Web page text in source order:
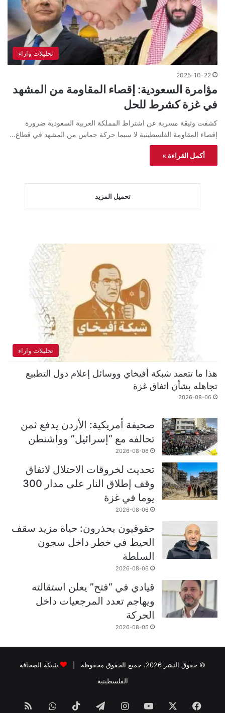
تحليلات واراء
2025-10-22
مؤامرة السعودية: إقصاء المقاومة من المشهد
في غزة كشرط للحل
كشفت وثيقة مسربة عن اشتراط المملكة العربية السعودية ضرورة
إقصاء المقاومة الفلسطينية لا سيما حركة حماس من المشهد في قطاع…
أكمل القراءة »
تحميل المزيد
تحليلات واراء
هذا ما تتعمد شبكة أفيخاي ووسائل إعلام دول التطبيع
تجاهله بشأن اتفاق غزة
2026-08-06
صحيفة أمريكية: الأردن يدفع ثمن
تحالفه مع “إسرائيل” وواشنطن
2026-08-06
تحديث لخروقات الاحتلال لاتفاق
وقف إطلاق النار على مدار 300
يوما في غزة
2026-08-06
حقوقيون يحذرون: حياة مزيد سقف
الحيط في خطر داخل سجون
السلطة
2026-08-06
قيادي في “فتح” يعلن استقالته
ويهاجم تعدد المرجعيات داخل
الحركة
2026-08-06
© حقوق النشر 2026، جميع الحقوق محفوظة |
شبكة الصحافة
الفلسطينية
فيسبوك ‫YouTubeانستقرامتيلقرام ‫TikTokواتسابملخص